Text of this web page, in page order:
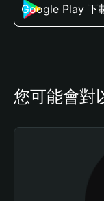
Google Play 下
您可能會對